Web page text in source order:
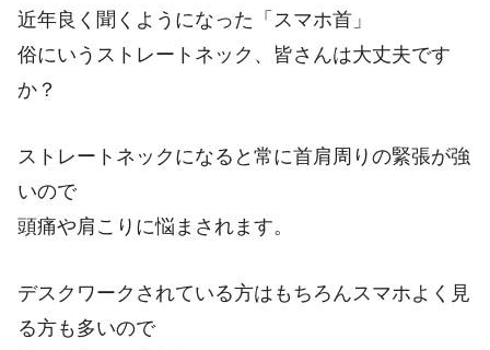
近年良く聞くようになった「スマホ首」
俗にいうストレートネック、皆さんは大丈夫です
か？
ストレートネックになると常に首肩周りの緊張が強
いので
頭痛や肩こりに悩まされます。
デスクワークされている方はもちろんスマホよく見
る方も多いので